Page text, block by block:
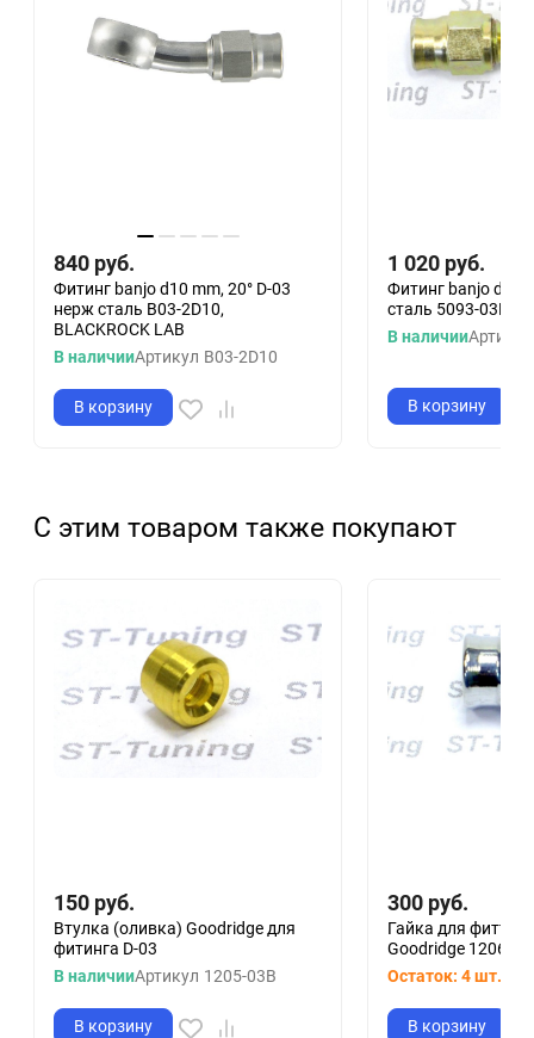
840 руб.
Фитинг banjo d10 mm, 20° D-03
нерж сталь B03-2D10,
BLACKROCK LAB
В наличииАртикул B03-2D10
В корзину
1 020 руб.
Фитинг banjo d10
сталь 5093-03P,
В наличииАртикул
В корзину
С этим товаром также покупают
150 руб.
Втулка (оливка) Goodridge для
фитинга D-03
В наличииАртикул 1205-03B
В корзину
300 руб.
Гайка для
Goodridge 1206-
Остаток: 4 шт.
В корзину